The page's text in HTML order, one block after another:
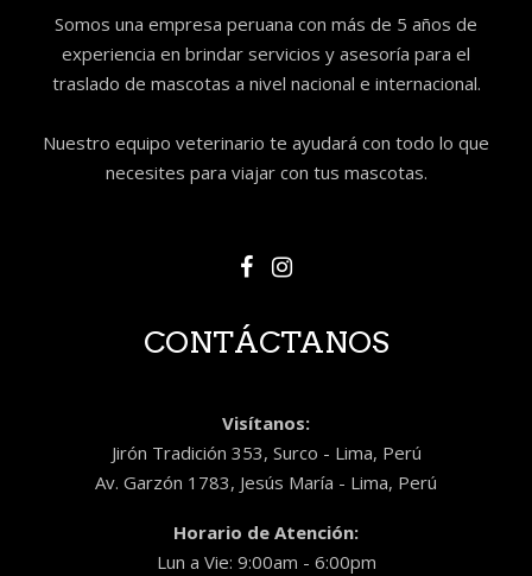
Somos una empresa peruana con más de 5 años de
experiencia en brindar servicios y asesoría para el
traslado de mascotas a nivel nacional e internacional.
Nuestro equipo veterinario te ayudará con todo lo que
necesites para viajar con tus mascotas.
CONTÁCTANOS
Visítanos:
Jirón Tradición 353, Surco - Lima, Perú
Av. Garzón 1783, Jesús María - Lima, Perú
Horario de Atención:
Lun a Vie: 9:00am - 6:00pm